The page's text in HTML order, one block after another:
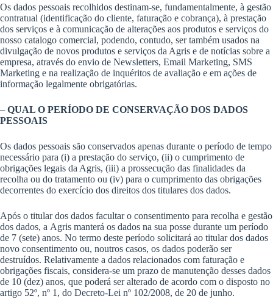
Os dados pessoais recolhidos destinam-se, fundamentalmente, à gestão
contratual (identificação do cliente, faturação e cobrança), à prestação
dos serviços e à comunicação de alterações aos produtos e serviços do
nosso catalogo comercial, podendo, contudo, ser também usados na
divulgação de novos produtos e serviços da Agris e de notícias sobre a
empresa, através do envio de Newsletters, Email Marketing, SMS
Marketing e na realização de inquéritos de avaliação e em ações de
informação legalmente obrigatórias.
– QUAL O PERÍODO DE CONSERVAÇÃO DOS DADOS
PESSOAIS
Os dados pessoais são conservados apenas durante o período de tempo
necessário para (i) a prestação do serviço, (ii) o cumprimento de
obrigações legais da Agris, (iii) a prossecução das finalidades da
recolha ou do tratamento ou (iv) para o cumprimento das obrigações
decorrentes do exercício dos direitos dos titulares dos dados.
Após o titular dos dados facultar o consentimento para recolha e gestão
dos dados, a Agris manterá os dados na sua posse durante um período
de 7 (sete) anos. No termo deste período solicitará ao titular dos dados
novo consentimento ou, noutros casos, os dados poderão ser
destruídos. Relativamente a dados relacionados com faturação e
obrigações fiscais, considera-se um prazo de manutenção desses dados
de 10 (dez) anos, que poderá ser alterado de acordo com o disposto no
artigo 52º, nº 1, do Decreto-Lei nº 102/2008, de 20 de junho.